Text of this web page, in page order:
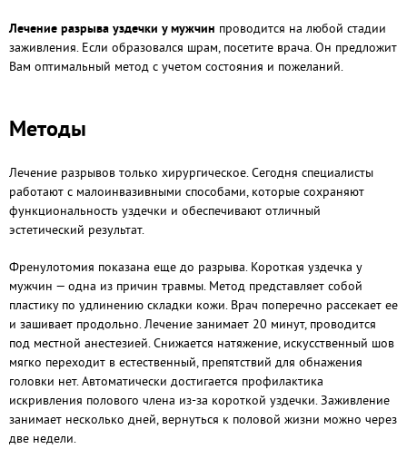
Лечение разрыва уздечки у мужчин проводится на любой стадии
заживления. Если образовался шрам, посетите врача. Он предложит
Вам оптимальный метод с учетом состояния и пожеланий.
Методы
Лечение разрывов только хирургическое. Сегодня специалисты
работают с малоинвазивными способами, которые сохраняют
функциональность уздечки и обеспечивают отличный
эстетический результат.
Френулотомия показана еще до разрыва. Короткая уздечка у
мужчин — одна из причин травмы. Метод представляет собой
пластику по удлинению складки кожи. Врач поперечно рассекает ее
и зашивает продольно. Лечение занимает 20 минут, проводится
под местной анестезией. Снижается натяжение, искусственный шов
мягко переходит в естественный, препятствий для обнажения
головки нет. Автоматически достигается профилактика
искривления полового члена из-за короткой уздечки. Заживление
занимает несколько дней, вернуться к половой жизни можно через
две недели.